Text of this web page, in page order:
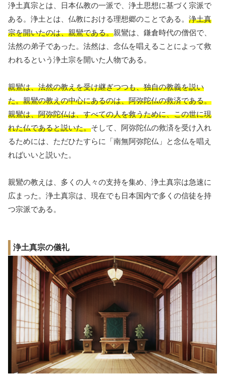
浄土真宗とは、日本仏教の一派で、浄土思想に基づく宗派で
ある。浄土とは、仏教における理想郷のことである。 浄土真
宗を開いたのは、親鸞である。親鸞は、鎌倉時代の僧侶で、
法然の弟子であった。法然は、念仏を唱えることによって救
われるという浄土宗を開いた人物である。
親鸞は、法然の教えを受け継ぎつつも、独自の教義を説い
た。親鸞の教えの中心にあるのは、阿弥陀仏の救済である。
親鸞は、阿弥陀仏は、すべての人を救うために、この世に現
れた仏であると説いた。そして、阿弥陀仏の救済を受け入れ
るためには、ただひたすらに「南無阿弥陀仏」と念仏を唱え
ればいいと説いた。
親鸞の教えは、多くの人々の支持を集め、浄土真宗は急速に
広まった。浄土真宗は、現在でも日本国内で多くの信徒を持
つ宗派である。
浄土真宗の儀礼